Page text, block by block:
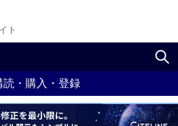
ト
読・購入・登録